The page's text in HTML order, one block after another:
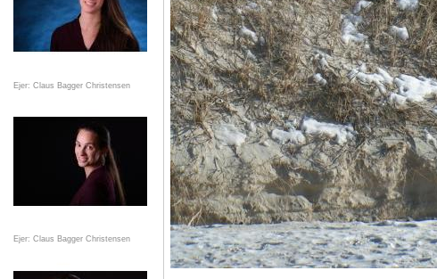
Ejer: Claus Bagger Christensen
Ejer: Claus Bagger Christensen